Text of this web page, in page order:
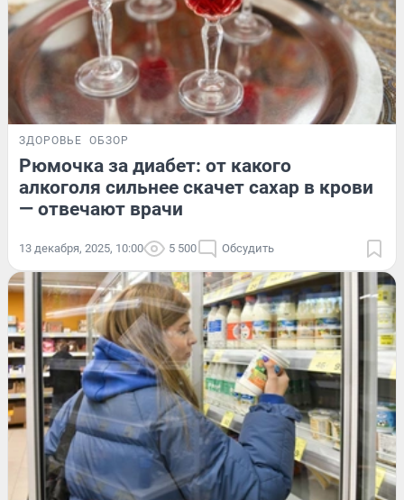
ЗДОРОВЬЕ ОБЗОР
Рюмочка за диабет: от какого
алкоголя сильнее скачет сахар в крови
— отвечают врачи
13 декабря, 2025, 10:00 5 500 Обсудить